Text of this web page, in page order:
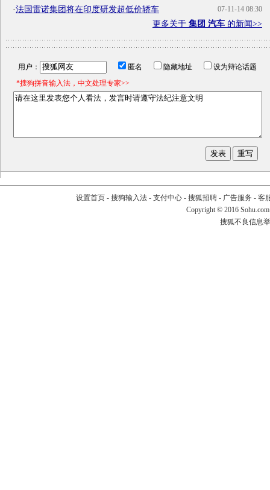
07-11-14 08:30
·法国雷诺集团将在印度研发超低价轿车
更多关于 集团 汽车 的新闻>>
用户： 匿名 隐藏地址
设为辩论话题
*搜狗拼音输入法，中文处理专家>>
设置首页- 搜狗输入法- 支付中心- 搜狐招聘- 广告服务 - 客
Copyright © 2016
搜狐不良信息